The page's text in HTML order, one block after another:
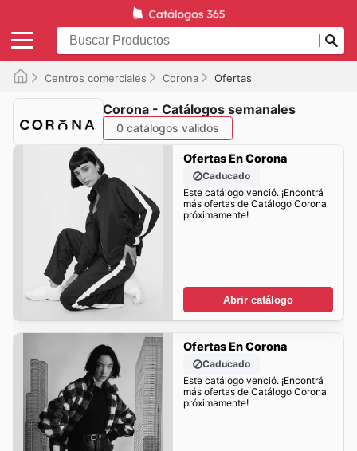
Centros comerciales Corona Ofertas
Corona - Catálogos semanales
0 catálogos validos
Ofertas En Corona
Caducado
Este catálogo venció. ¡Encontrá
más ofertas de Catálogo Corona
próximamente!
Abrir catálogo
Ofertas En Corona
Caducado
Este catálogo venció. ¡Encontrá
más ofertas de Catálogo Corona
próximamente!